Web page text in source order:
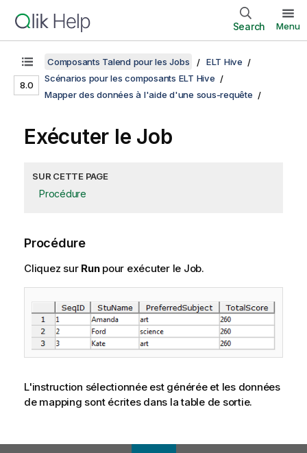
Search Menu
8.0
Composants Talend pour les Jobs
ELT Hive
Scénarios pour les composants ELT Hive
Mapper des données à l'aide d'une sous-requête
Exécuter le Job
SUR CETTE PAGE
Procédure
Procédure
Cliquez sur Runpour exécuter le Job.
L'instruction sélectionnée est générée et les données
de mapping sont écrites dans la table de sortie.